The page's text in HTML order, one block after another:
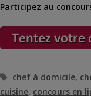
Participez au
Étiquettes
chef à domicile,
cuisine, concours en